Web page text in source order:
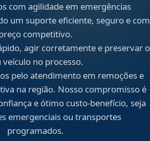
com agilidade em emergências
um suporte eficiente, seguro e com
competitivo.
agir corretamente e preservar o
veículo no processo.
pelo atendimento em remoções e
na região. Nosso compromisso é
e ótimo custo-benefício, seja
emergenciais ou transportes
programados.